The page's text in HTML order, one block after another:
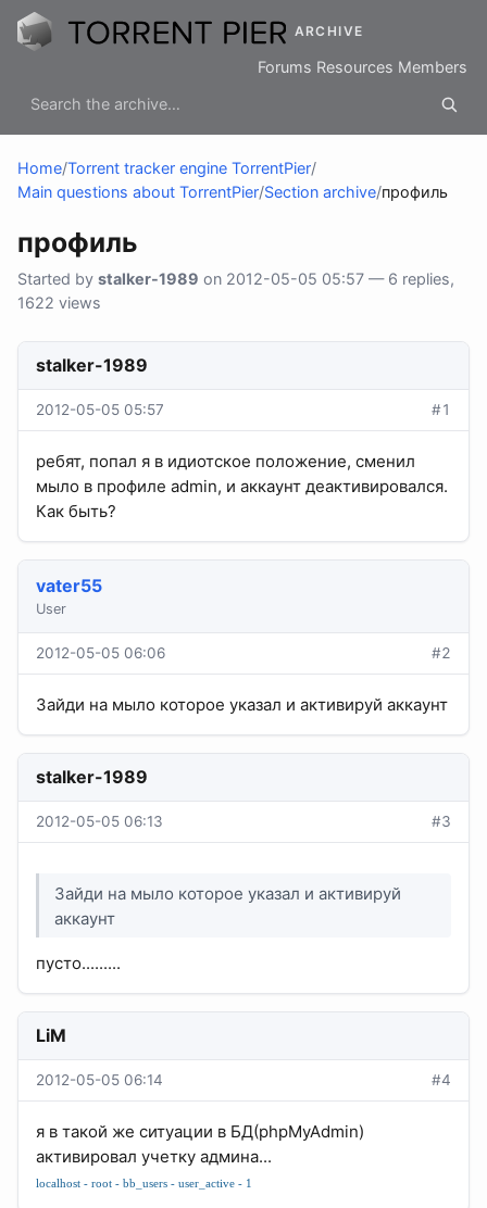
ARCHIVE
Forums Resources Members
Home/Torrent tracker engine TorrentPier/
Main questions about TorrentPier/Section archive/профиль
профиль
Started by stalker-1989 on 2012-05-05 05:57 — 6 replies,
1622 views
stalker-1989
2012-05-05 05:57 #1
ребят, попал я в идиотское положение, сменил
мыло в профиле admin, и аккаунт деактивировался.
Как быть?
vater55
User
2012-05-05 06:06 #2
Зайди на мыло которое указал и активируй аккаунт
stalker-1989
2012-05-05 06:13 #3
Зайди на мыло которое указал и активируй
аккаунт
пусто.........
LiM
2012-05-05 06:14 #4
я в такой же ситуации в БД(phpMyAdmin)
активировал учетку админа...
localhost - root - bb_users - user_active - 1